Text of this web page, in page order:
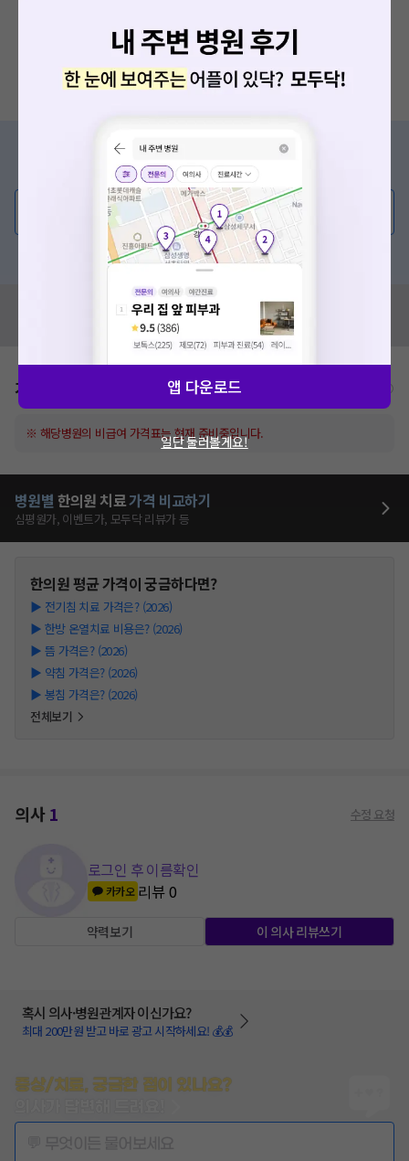
증상/치료, 궁금한 점이 있나요?
의사가 직접 답해드려요!
💬 무엇이든 물어보세요
혹은, 의료상담 서비스에 다양한 게시글 보러가기
혹시 잘못된 병원정보가 있나요?
모두닥 팀에 알려주세요!
가격표
※ 해당병원의 비급여 가격표는 현재 준비중입니다.
병원별 한의원 치료가격 비교하기
심평원가, 이벤트가, 모두닥 리뷰가 등
한의원평균 가격이 궁금하다면?
▶ 전기침 치료 가격은? (2026)
▶ 한방 온열치료 비용은? (2026)
▶ 뜸 가격은? (2026)
▶ 약침 가격은? (2026)
▶ 봉침 가격은? (2026)
전체보기
의사1 수정 요청
로그인 후 이름확인
카카오 리뷰0
약력보기 이 의사 리뷰쓰기
혹시 의사·병원관계자 이신가요?
최대 200만원 받고 바로 광고 시작하세요! 💰💰
증상/치료, 궁금한 점이 있나요?
앱 다운로드
일단 둘러볼게요!